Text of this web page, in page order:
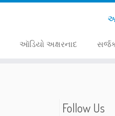
ઑડિયો અક્ષરનાદ
Follow Us